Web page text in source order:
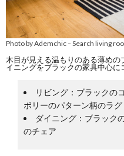
Photo by Ademchic–Search living
木目が見える温もりのある薄め
イニングをブラックの家具中心に
リビング：ブラックの
ボリーのパターン柄のラグ
ダイニング：ブラック
のチェア